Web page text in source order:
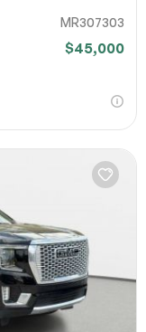
MR307303
$45,000